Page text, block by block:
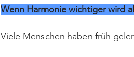
Wenn Harmonie wichtiger wird
Viele Menschen haben früh